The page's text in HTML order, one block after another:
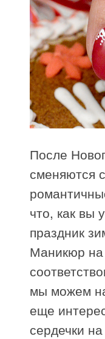
После
сменяются
что, как вы
праздник
Маникюр
мы можем
еще
сердечки на